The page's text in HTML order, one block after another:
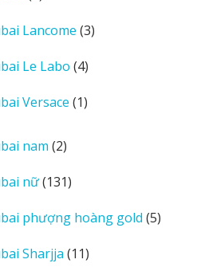
phẩm
Lancome 33
Le Labo 44
phẩm
Versace 11
nam 22
phẩm
nữ 131131
phẩm
phượng hoàng gold 55
Sharjja 1111